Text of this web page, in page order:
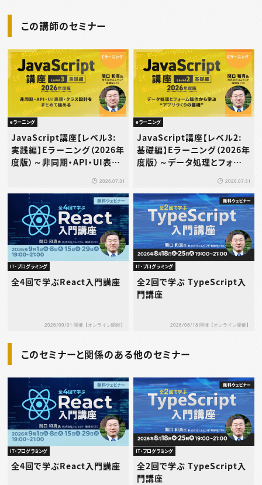
この講師のセミナー
eラーニング
JavaScript講座【レベル3:
実践編】Eラーニング（2026年
度版）～非同期・API・UI表
2026.07.31
eラーニング
JavaScript講座【レベル2:
基礎編】Eラーニング（2026年
度版）～データ処理とフォーム
2026.07.31
IT・プログラミング
全4回で学ぶReact入門講座
2026/09/01 開催【オンライン開催】
IT・プログラミング
全2回で学ぶ TypeScript入
門講座
2026/08/18 開催【オンライン開催】
このセミナーと関係のある他のセミナー
IT・プログラミング
全4回で学ぶReact入門講座
IT・プログラミング
全2回で学ぶ TypeScript入
門講座